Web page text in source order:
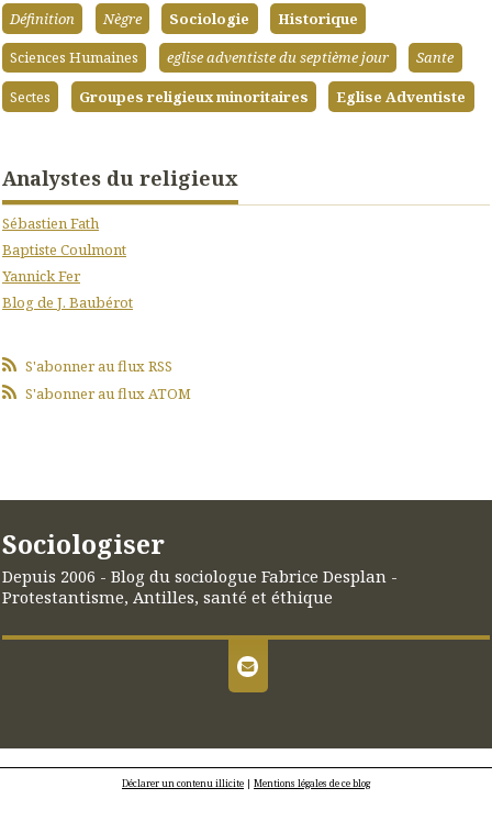
Définition Nègre Sociologie
Historique
Sciences Humaines
eglise adventiste du septième jour
Sante
Sectes
Groupes religieux minoritaires Eglise Adventiste
Analystes du religieux
Sébastien Fath
Baptiste Coulmont
Yannick Fer
Blog de J. Baubérot
S'abonner au flux RSS
S'abonner au flux ATOM
Sociologiser
Depuis 2006 - Blog du sociologue Fabrice Desplan -
Protestantisme, Antilles, santé et éthique
Déclarer un contenu illicite | Mentions légales de ce blog